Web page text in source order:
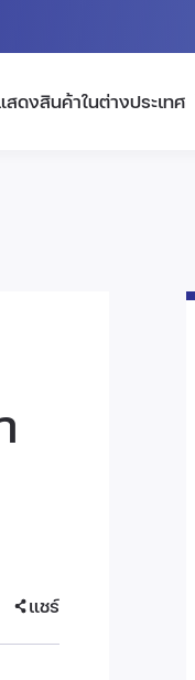
ดงสินค้าในต่างประเทศ
แชร์